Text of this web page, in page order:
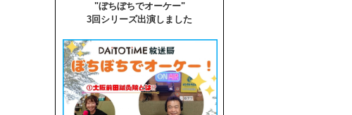
"ぼちぼちでオーケー"
3回シリーズ出演しました